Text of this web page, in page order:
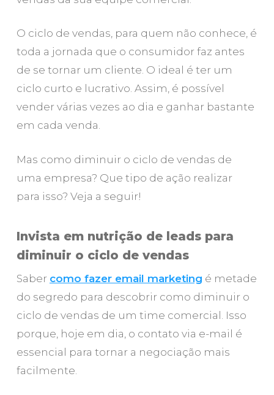
O ciclo de vendas, para quem não conhece, é
toda a jornada que o consumidor faz antes
de se tornar um cliente. O ideal é ter um
ciclo curto e lucrativo. Assim, é possível
vender várias vezes ao dia e ganhar bastante
em cada venda.
Mas como diminuir o ciclo de vendas de
uma empresa? Que tipo de ação realizar
para isso? Veja a seguir!
Invista em nutrição de leads para
diminuir o ciclo de vendas
Saber como fazer email marketing é metade
do segredo para descobrir como diminuir o
ciclo de vendas de um time comercial. Isso
porque, hoje em dia, o contato via e-mail é
essencial para tornar a negociação mais
facilmente.